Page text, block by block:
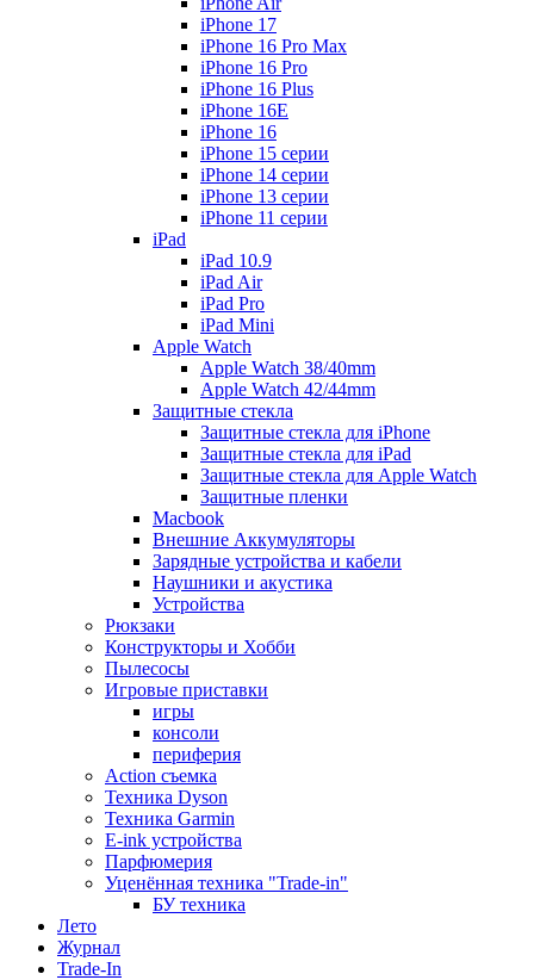
iPhone 17
iPhone 16 Pro Max
iPhone 16 Pro
iPhone 16 Plus
iPhone 16E
iPhone 16
iPhone 15 серии
iPhone 14 серии
iPhone 13 серии
iPhone 11 серии
iPad
iPad 10.9
iPad Air
iPad Pro
iPad Mini
Apple Watch
Apple Watch 38/40mm
Apple Watch 42/44mm
Защитные стекла
Защитные стекла для iPhone
Защитные стекла для iPad
Защитные стекла для Apple Watch
Защитные пленки
Macbook
Внешние Аккумуляторы
Зарядные устройства и кабели
Наушники и акустика
Устройства
Рюкзаки
Конструкторы и Хобби
Пылесосы
Игровые приставки
игры
консоли
периферия
Action съемка
Техника Dyson
Техника Garmin
E-ink устройства
Парфюмерия
Уценённая техника "Trade-in"
БУ техника
Лето
Журнал
Trade-In